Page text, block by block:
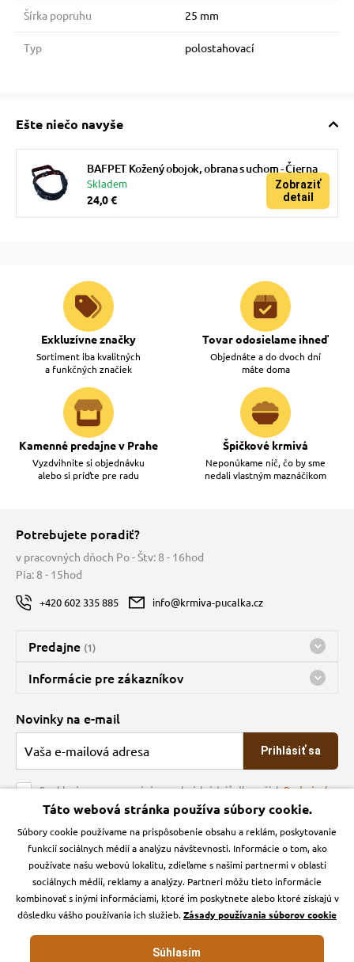
Šírka popruhu 25 mm
Typ polostahovací
Ešte niečo navyše
BAFPET Kožený obojok, obrana s uchom - Čierna
Skladem
24,0 €
Zobraziť
detail
Exkluzívne značky
Sortiment iba kvalitných
a funkčných značiek
Tovar odosielame ihneď
Objednáte a do dvoch dní
máte doma
Kamenné predajne v Prahe
Vyzdvihnite si objednávku
alebo si príďte pre radu
Špičkové krmivá
Neponúkame nič, čo by sme
nedali vlastným maznáčikom
Potrebujete poradiť?
v pracovných dňoch Po - Štv: 8 - 16hod
Pia: 8 - 15hod
+420 602 335 885 info@krmiva-pucalka.cz
Predajne (1)
Predajňa a sklad Kbely
Bohužiaľ, momentálne máme zatvorené
Informácie pre zákazníkov
O spoločnosti
Veľkoobchod
Obchodné podmienky
Kontakt
Podmienky ochrany osobných údajov
Zásady používanie cookies a Google Analytics
Novinky na e-mail
Prihlásiť sa
Souhlasím se zpracováním osobních údajů dle našichPodmínek
ochrany osobních údajů
Krmiva Pučálka na sociálnych sieťach
Instagran Facebook
Táto webová stránka používa súbory cookie.
Súbory cookie používame na prispôsobenie obsahu a reklám, poskytovanie
funkcií sociálnych médií a analýzu návštevnosti. Informácie o tom, ako
používate našu webovú lokalitu, zdieľame s našimi partnermi v oblasti
sociálnych médií, reklamy a analýzy. Partneri môžu tieto informácie
kombinovať s inými informáciami, ktoré im poskytnete alebo ktoré získajú v
dôsledku vášho používania ich služieb.Zásady používania súborov cookie
Súhlasím